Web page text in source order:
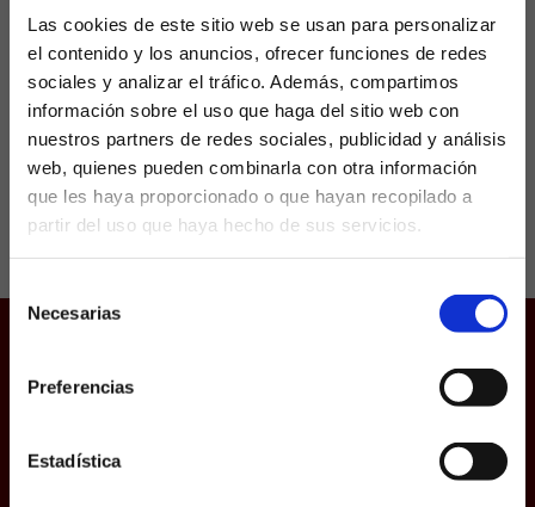
Las cookies de este sitio web se usan para personalizar
el contenido y los anuncios, ofrecer funciones de redes
sociales y analizar el tráfico. Además, compartimos
información sobre el uso que haga del sitio web con
nuestros partners de redes sociales, publicidad y análisis
web, quienes pueden combinarla con otra información
que les haya proporcionado o que hayan recopilado a
partir del uso que haya hecho de sus servicios.
Necesarias
Preferencias
Estadística
¿Eres mayor de edad?
SÍ, SOY MAYOR DE 18 AÑOS
Laquiniela.es es un sitio cuyo contenido está dirigido, única y
incorpora un filtro de edad al que se debe responder con
Javier Martón aterrizó este verano en el
Athletic Club procedente del Sanse con la idea
de pelear por un sitio en el plantel de Ernesto
Valverde. Después de ser el...